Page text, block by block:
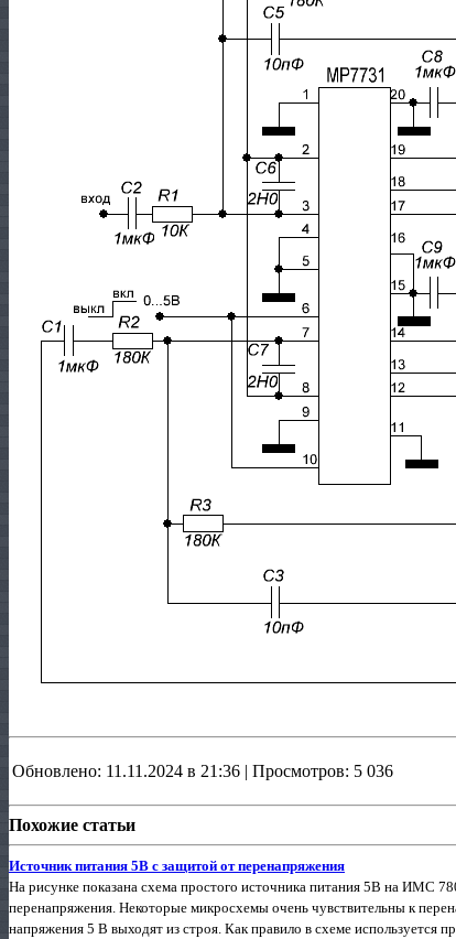
Обновлено: 11.11.2024 в 21:36 | Просмотров: 5 036
Похожие статьи
Источник питания 5В с защитой от перенапряжения
На рисунке показана схема простого источника питания 5В на ИМС
перенапряжения. Некоторые микросхемы очень чувствительны к
напряжения 5 В выходят из строя. Как правило в схеме используется